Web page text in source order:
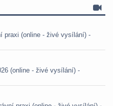
praxi (online - živé vysílání) -
(online - živé vysílání) -